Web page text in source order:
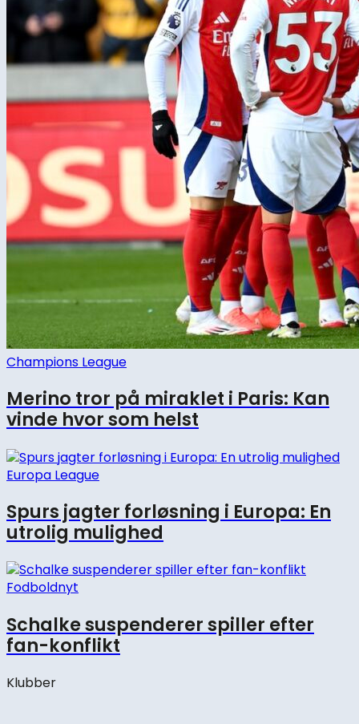
Champions League
Merino tror på miraklet i Paris: Kan
vinde hvor som helst
Europa League
Spurs jagter forløsning i Europa: En
utrolig mulighed
Fodboldnyt
Schalke suspenderer spiller efter
fan-konflikt
Klubber